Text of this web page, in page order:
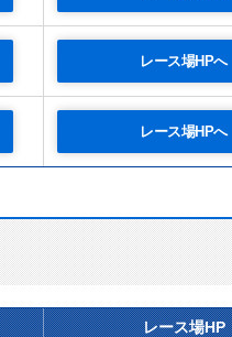
レース場HPへ
レース場HPへ
レース場HP